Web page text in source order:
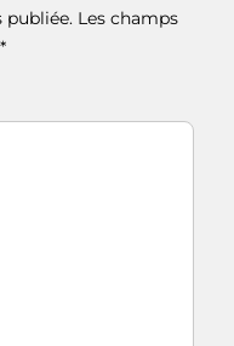
publiée. Les champs
*